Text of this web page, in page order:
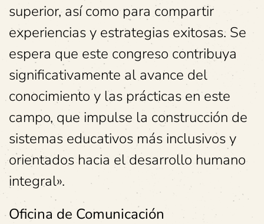
superior, así como para compartir
experiencias y estrategias exitosas. Se
espera que este congreso contribuya
significativamente al avance del
conocimiento y las prácticas en este
campo, que impulse la construcción de
sistemas educativos más inclusivos y
orientados hacia el desarrollo humano
integral».
Oficina de Comunicación